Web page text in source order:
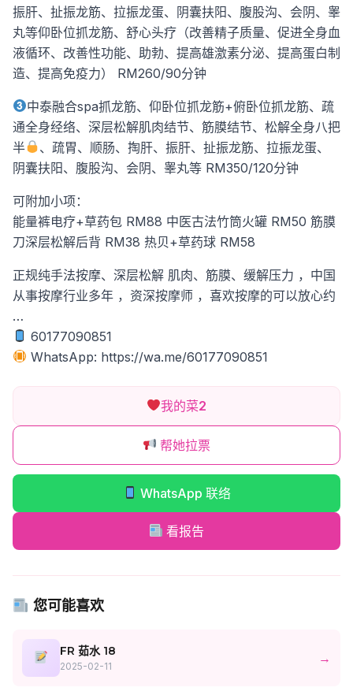
振肝、扯振龙筋、拉振龙蛋、阴囊扶阳、腹股沟、会阴、睾
丸等仰卧位抓龙筋、舒心头疗（改善精子质量、促进全身血
液循环、改善性功能、助勃、提高雄激素分泌、提高蛋白制
造、提高免疫力） RM260/90分钟
中泰融合spa抓龙筋、仰卧位抓龙筋+俯卧位抓龙筋、疏
通全身经络、深层松解肌肉结节、筋膜结节、松解全身八把
半
、疏胃、顺肠、掏肝、振肝、扯振龙筋、拉振龙蛋、
阴囊扶阳、腹股沟、会阴、睾丸等 RM350/120分钟
可附加小项：
能量裤电疗+草药包 RM88 中医古法竹筒火罐 RM50 筋膜
刀深层松解后背 RM38 热贝+草药球 RM58
正规纯手法按摩、深层松解 肌肉、筋膜、缓解压力 ，中国
从事按摩行业多年 ，资深按摩师 ，喜欢按摩的可以放心约
…
60177090851
WhatsApp: https://wa.me/60177090851
我的菜2
帮她拉票
WhatsApp 联络
看报告
您可能喜欢
FR 茹水 18
2025-02-11
→